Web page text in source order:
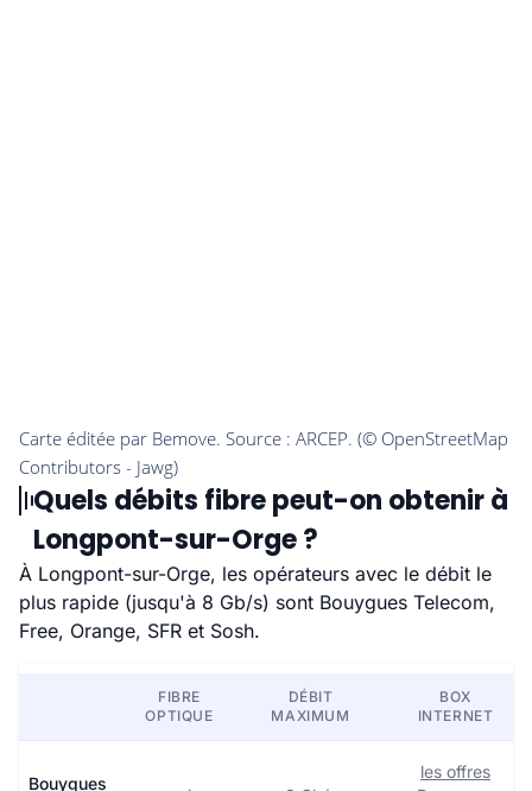
Quels débits fibre peut-on obtenir à
Longpont-sur-Orge ?
À Longpont-sur-Orge, les opérateurs avec le débit le
plus rapide (jusqu'à 8 Gb/s) sont Bouygues Telecom,
Free, Orange, SFR et Sosh.
FIBRE
OPTIQUE
DÉBIT
MAXIMUM
BOX
INTERNET
Bouygues
les offres